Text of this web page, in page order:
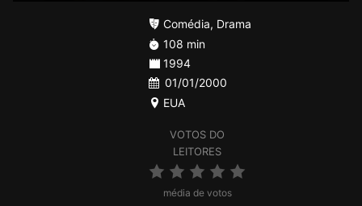
VOTOS DO
LEITORES
média de votos
Comédia, Drama
108 min
1994
01/01/2000
EUA